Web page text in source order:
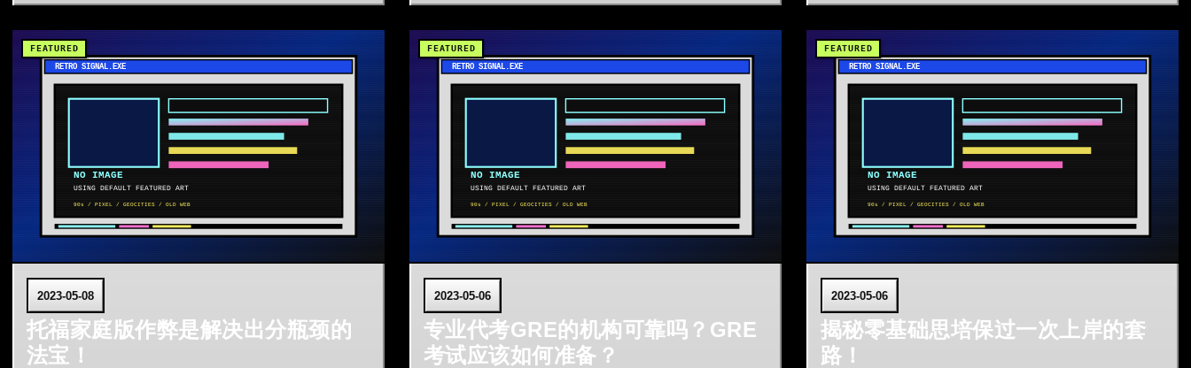
2023-05-08
托福家庭版作弊是解决出分瓶颈的
法宝！
2023-05-06
专业代考GRE的机构可靠吗？GRE
考试应该如何准备？
2023-05-06
揭秘零基础思培保过一次上岸的套
路！